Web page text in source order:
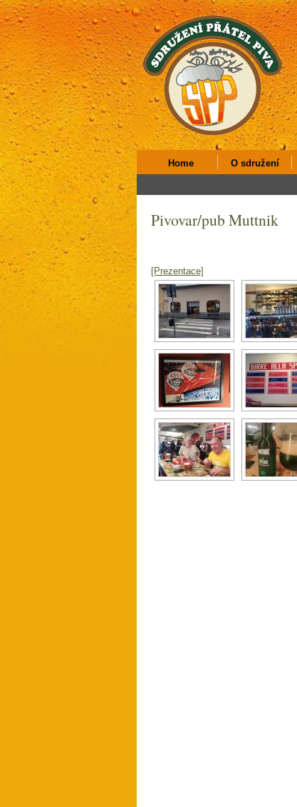
Home O sdružení
Pivovar/pub Muttnik
[Prezentace]